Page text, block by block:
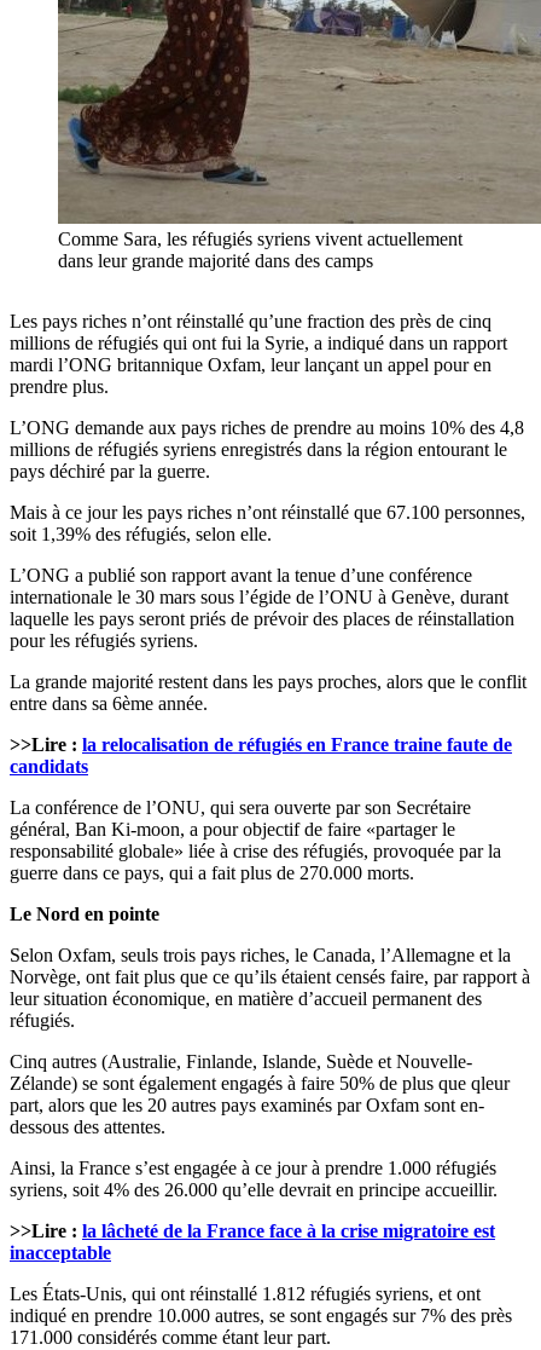
Comme Sara, les réfugiés syriens vivent actuellement
dans leur grande majorité dans des camps
Les pays riches n’ont réinstallé qu’une fraction des près de cinq
millions de réfugiés qui ont fui la Syrie, a indiqué dans un rapport
mardi l’ONG britannique Oxfam, leur lançant un appel pour en
prendre plus.
L’ONG demande aux pays riches de prendre au moins 10% des 4,8
millions de réfugiés syriens enregistrés dans la région entourant le
pays déchiré par la guerre.
Mais à ce jour les pays riches n’ont réinstallé que 67.100 personnes,
soit 1,39% des réfugiés, selon elle.
L’ONG a publié son rapport avant la tenue d’une conférence
internationale le 30 mars sous l’égide de l’ONU à Genève, durant
laquelle les pays seront priés de prévoir des places de réinstallation
pour les réfugiés syriens.
La grande majorité restent dans les pays proches, alors que le conflit
entre dans sa 6ème année.
>>Lire : la relocalisation de réfugiés en France traine faute de
candidats
La conférence de l’ONU, qui sera ouverte par son Secrétaire
général, Ban Ki-moon, a pour objectif de faire «partager le
responsabilité globale» liée à crise des réfugiés, provoquée par la
guerre dans ce pays, qui a fait plus de 270.000 morts.
Le Nord en pointe
Selon Oxfam, seuls trois pays riches, le Canada, l’Allemagne et la
Norvège, ont fait plus que ce qu’ils étaient censés faire, par rapport à
leur situation économique, en matière d’accueil permanent des
réfugiés.
Cinq autres (Australie, Finlande, Islande, Suède et Nouvelle-
Zélande) se sont également engagés à faire 50% de plus que qleur
part, alors que les 20 autres pays examinés par Oxfam sont en-
dessous des attentes.
Ainsi, la France s’est engagée à ce jour à prendre 1.000 réfugiés
syriens, soit 4% des 26.000 qu’elle devrait en principe accueillir.
>>Lire : la lâcheté de la France face à la crise migratoire est
inacceptable
Les États-Unis, qui ont réinstallé 1.812 réfugiés syriens, et ont
indiqué en prendre 10.000 autres, se sont engagés sur 7% des près
171.000 considérés comme étant leur part.